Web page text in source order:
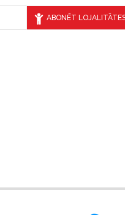
ABONĒT